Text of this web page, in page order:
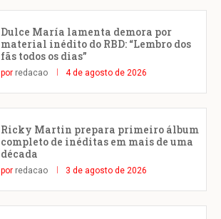
Dulce María lamenta demora por
material inédito do RBD: “Lembro dos
fãs todos os dias”
por redacao 4 de agosto de 2026
Ricky Martin prepara primeiro álbum
completo de inéditas em mais de uma
década
por redacao 3 de agosto de 2026